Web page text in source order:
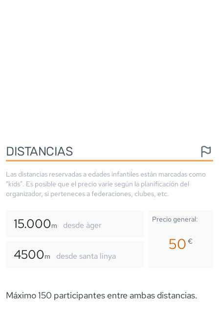
DISTANCIAS
Las distancias reservadas a edades infantiles están marcadas como
"kids". Es posible que el precio varíe según la planificación del
organizador, si perteneces a federaciones, clubes, etc.
15.000m desde àger
4500m desde santa linya
Precio general:
50€
Máximo 150 participantes entre ambas distancias.